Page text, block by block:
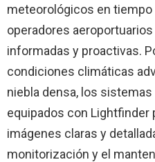
meteorológicos en tiempo
operadores
informadas y proactivas.
condiciones climáticas
niebla densa, los
equipados con Lightfinder
imágenes claras y
monitorización y el